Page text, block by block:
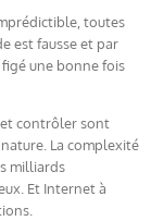
toutes
est fausse et par
une bonne fois
et contrôler sont
La complexité
milliards
Et Internet à